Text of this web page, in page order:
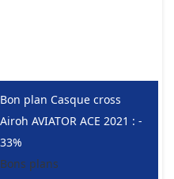
Bon plan Casque cross
Airoh AVIATOR ACE 2021 : -
33%
Bons plans